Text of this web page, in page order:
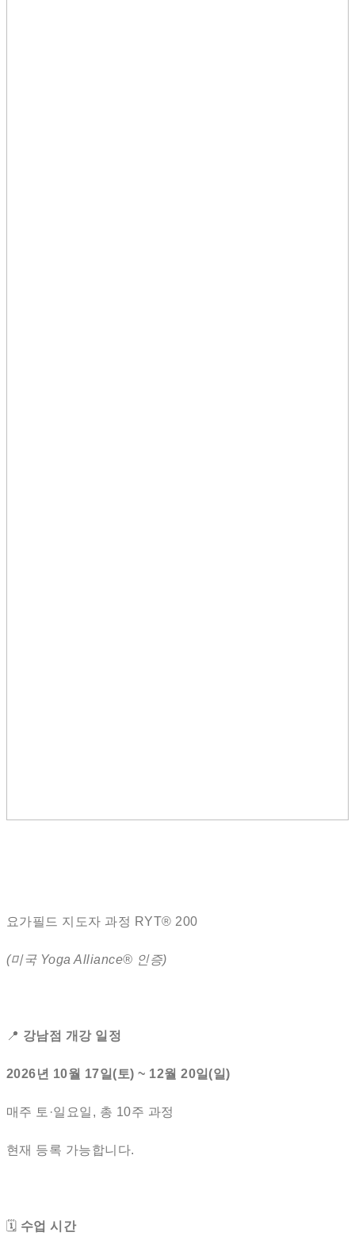
요가필드 지도자 과정 RYT® 200
(미국 Yoga Alliance® 인증)
📍 강남점 개강 일정
2026년 10월 17일(토) ~ 12월 20일(일)
매주 토·일요일, 총 10주 과정
현재 등록 가능합니다.
🗓 수업 시간